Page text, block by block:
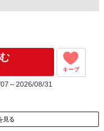
なたにピッタリのお仕事を
はしっかりチェック！
す！
キープ
～2026/08/31
見る